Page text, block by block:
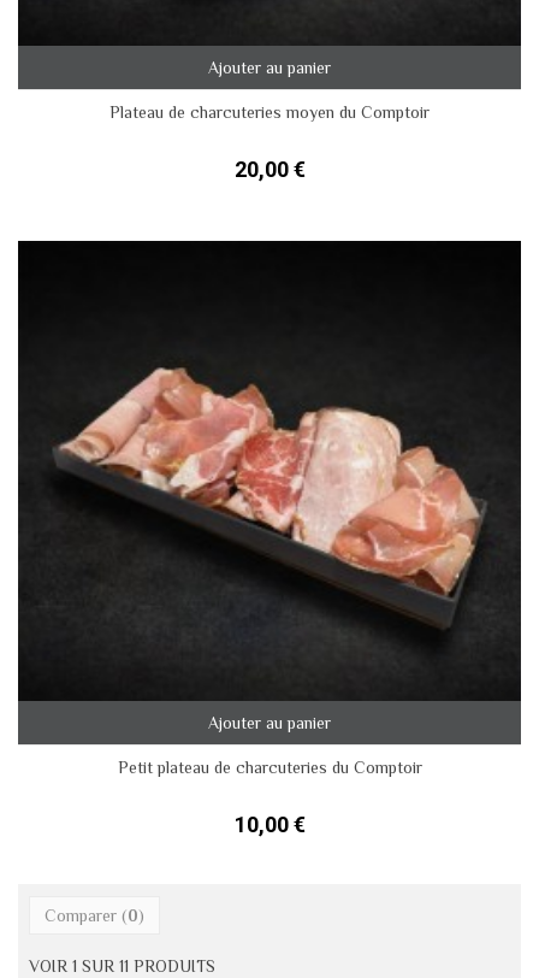
Ajouter au panier
Plateau de charcuteries moyen du Comptoir
20,00 €
Ajouter au panier
Petit plateau de charcuteries du Comptoir
10,00 €
Comparer (0)
VOIR 1 SUR 11 PRODUITS